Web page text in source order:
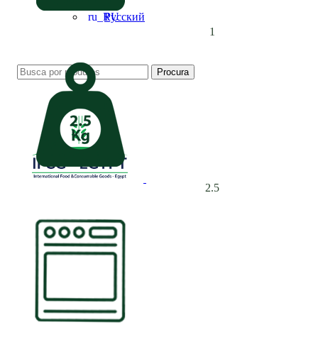
Русский
Procura
1
2.5